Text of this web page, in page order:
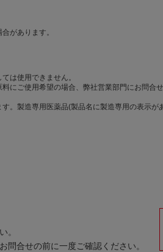
があります。
は使用できません。
にご使用希望の場合、弊社営業部門にお問合せ
製造専用医薬品(製品名に製造専用の表示が
。
問合せの前に一度ご確認ください。